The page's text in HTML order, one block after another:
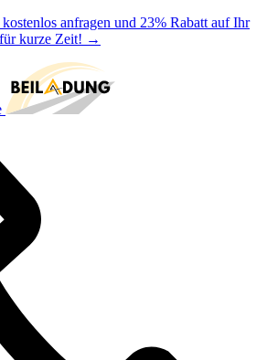
kostenlos anfragen und 23% Rabatt auf Ihr
kurze Zeit! →